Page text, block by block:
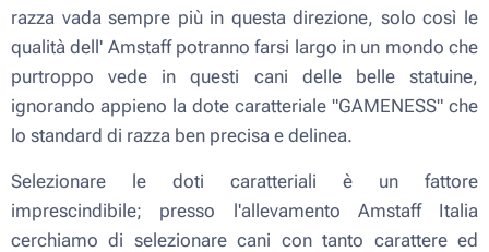
razza vada sempre più in questa direzione, solo così le
qualità dell' Amstaff potranno farsi largo in un mondo che
purtroppo vede in questi cani delle belle statuine,
ignorando appieno la dote caratteriale "GAMENESS" che
lo standard di razza ben precisa e delinea.
Selezionare le doti caratteriali è un fattore
imprescindibile; presso l'allevamento Amstaff Italia
cerchiamo di selezionare cani con tanto carattere ed